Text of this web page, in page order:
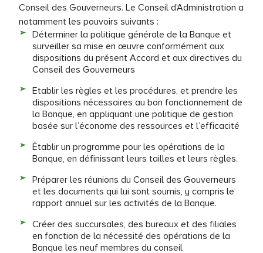
Conseil des Gouverneurs. Le Conseil d'Administration a
notamment les pouvoirs suivants :
Déterminer la politique générale de la Banque et
surveiller sa mise en œuvre conformément aux
dispositions du présent Accord et aux directives du
Conseil des Gouverneurs
Etablir les règles et les procédures, et prendre les
dispositions nécessaires au bon fonctionnement de
la Banque, en appliquant une politique de gestion
basée sur l’économe des ressources et l’efficacité
Établir un programme pour les opérations de la
Banque, en définissant leurs tailles et leurs règles.
Préparer les réunions du Conseil des Gouverneurs
et les documents qui lui sont soumis, y compris le
rapport annuel sur les activités de la Banque.​
Créer des succursales, des bureaux et des filiales
en fonction de la nécessité des opérations de la
Banque les neuf membres du conseil